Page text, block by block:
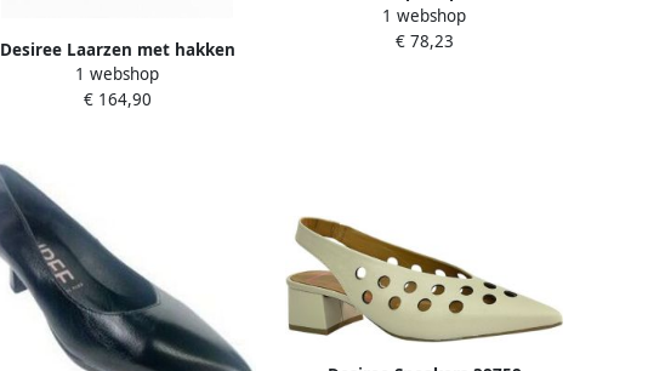
Desiree Laarzen met hakken
41958
1 webshop
€ 164,90
maca 1 taupe
1 webshop
€ 78,23